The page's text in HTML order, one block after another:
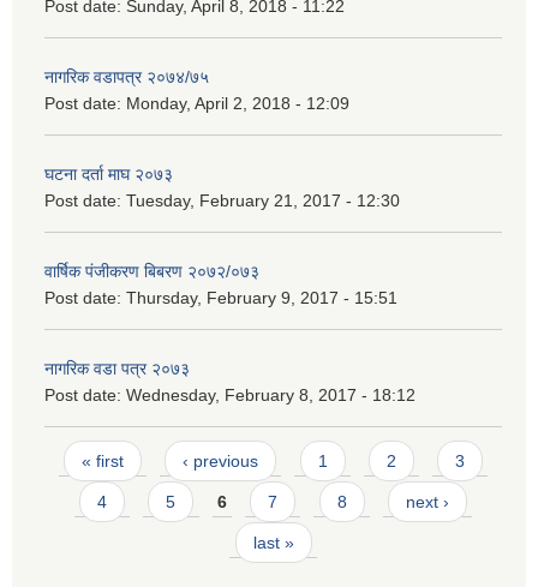
Post date: Sunday, April 8, 2018 - 11:22
नागरिक वडापत्र २०७४/७५
Post date: Monday, April 2, 2018 - 12:09
घटना दर्ता माघ २०७३
Post date: Tuesday, February 21, 2017 - 12:30
वार्षिक पंजीकरण बिबरण २०७२/०७३
Post date: Thursday, February 9, 2017 - 15:51
नागरिक वडा पत्र २०७३
Post date: Wednesday, February 8, 2017 - 18:12
Pages
« first ‹ previous 1 2 3
4 5 6 7 8 next ›
last »